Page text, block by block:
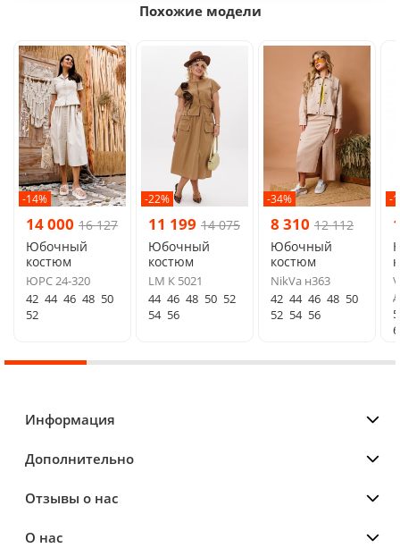
Похожие модели
-14%
14 000 16 127
Юбочный
костюм
ЮРС 24-320
42 44 46 48 50
52
-22%
11 199 14 075
Юбочный
костюм
LM К 5021
44 46 48 50 52
54 56
-34%
8 310 12 112
Юбочный
костюм
NikVa н363
42 44 46 48 50
52 54 56
-
Информация
Дополнительно
Отзывы о нас
О нас